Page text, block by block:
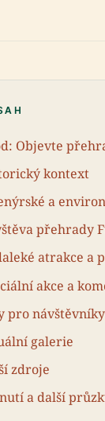
Objevte
kontext
a
přehrady
atrakce a
akce a
pro
galerie
zdroje
a další